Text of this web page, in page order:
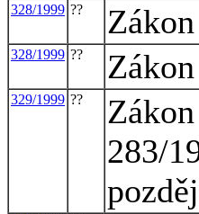
328/1999 ??
328/1999 ??
329/1999 ??
283/